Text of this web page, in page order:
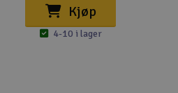
Kjøp
4-10 i lager